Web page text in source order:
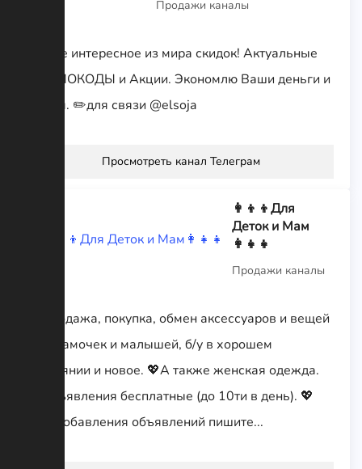
Продажи каналы
Самое интересное из мира скидок! Актуальные
ПРОМОКОДЫ и Акции. Экономлю Ваши деньги и
время. ✏️для связи @elsoja
Просмотреть канал Телеграм
👩‍👦‍👦Для
Деток и Мам
👩‍👧‍👧
Продажи каналы
💖Продажа, покупка, обмен аксессуаров и вещей
для мамочек и малышей, б/у в хорошем
состоянии и новое. 💖А также женская одежда.
💖Объявления бесплатные (до 10ти в день). 💖
Для добавления объявлений пишите...